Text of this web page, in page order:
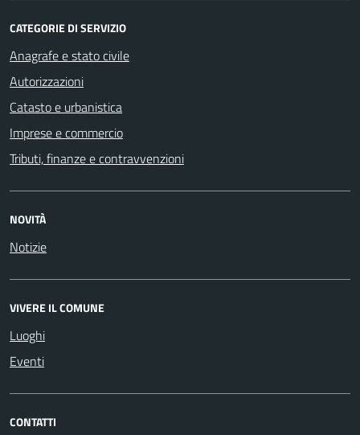
CATEGORIE DI SERVIZIO
Anagrafe e stato civile
Autorizzazioni
Catasto e urbanistica
Imprese e commercio
Tributi, finanze e contravvenzioni
NOVITÀ
Notizie
VIVERE IL COMUNE
Luoghi
Eventi
CONTATTI